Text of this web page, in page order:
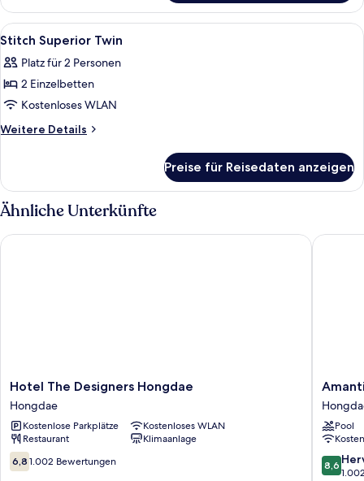
Superior
Double
Alle
Fotos
für
Stitch
Superior
Twin
Hochwertige Bettwaren,
5
Stitch Superior Twin
Platz für 2 Personen
2 Einzelbetten
Kostenloses WLAN
Weitere Details
Weitere
Superior
Twin
Preise für Reisedaten anzeigen
Ähnliche Unterkünfte
Hotel
The
Designers
Hongdae
Hongdae
Hotel The Designers Hongdae
Hongdae
Kostenlose Parkplätze
Kostenloses WLAN
Restaurant
Klimaanlage
6.8
von
6,8 1.002 Bewertungen
Hotel The Designers Hongdae
Amanti
Hotel
Seoul
Pool
8.6
von
8,6
Amanti